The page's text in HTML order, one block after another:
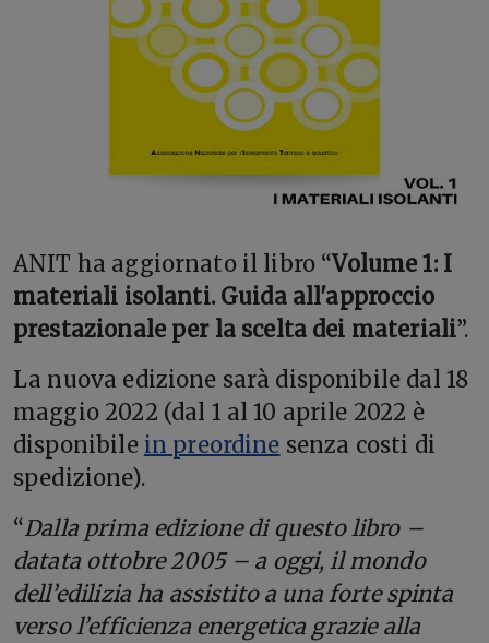
ANIT ha aggiornato il libro “Volume 1: I
materiali isolanti. Guida all'approccio
prestazionale per la scelta dei materiali”.
La nuova edizione sarà disponibile dal 18
maggio 2022 (dal 1 al 10 aprile 2022 è
disponibile in preordine senza costi di
spedizione).
“Dalla prima edizione di questo libro –
datata ottobre 2005 – a oggi, il mondo
dell’edilizia ha assistito a una forte spinta
verso l’efficienza energetica grazie alla